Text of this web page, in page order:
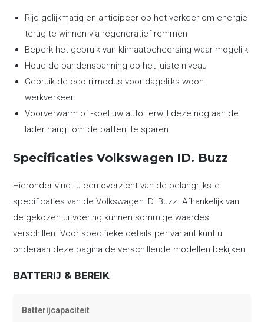
Rijd gelijkmatig en anticipeer op het verkeer om energie
terug te winnen via regeneratief remmen
Beperk het gebruik van klimaatbeheersing waar mogelijk
Houd de bandenspanning op het juiste niveau
Gebruik de eco-rijmodus voor dagelijks woon-
werkverkeer
Voorverwarm of -koel uw auto terwijl deze nog aan de
lader hangt om de batterij te sparen
Specificaties Volkswagen ID. Buzz
Hieronder vindt u een overzicht van de belangrijkste
specificaties van de Volkswagen ID. Buzz. Afhankelijk van
de gekozen uitvoering kunnen sommige waardes
verschillen. Voor specifieke details per variant kunt u
onderaan deze pagina de verschillende modellen bekijken.
BATTERIJ & BEREIK
Batterijcapaciteit